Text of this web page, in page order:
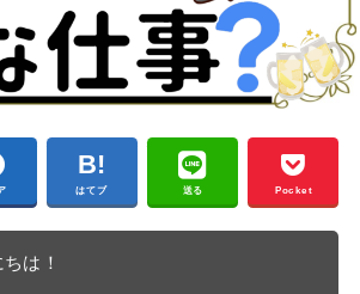
はてブ 送る Pocket
は！